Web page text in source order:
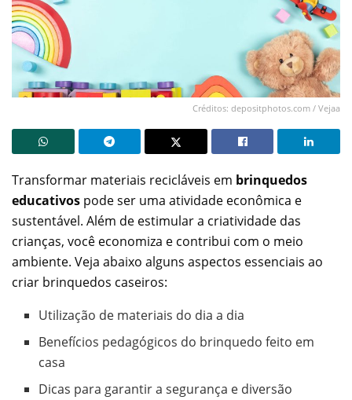
Créditos: depositphotos.com / Vejaa
Transformar materiais recicláveis em brinquedos
educativos pode ser uma atividade econômica e
sustentável. Além de estimular a criatividade das
crianças, você economiza e contribui com o meio
ambiente. Veja abaixo alguns aspectos essenciais ao
criar brinquedos caseiros:
Utilização de materiais do dia a dia
Benefícios pedagógicos do brinquedo feito em
casa
Dicas para garantir a segurança e diversão